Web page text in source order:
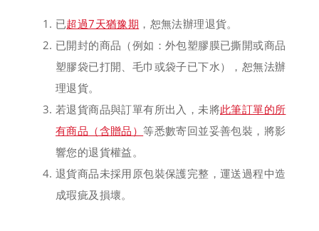
已超過7天猶豫期 ，恕無法辦理退貨。
已開封的商品（例如：外包塑膠膜已撕開或商品
塑膠袋已打開、毛巾或袋子已下水），恕無法辦
理退貨。
若退貨商品與訂單有所出入，未將此筆訂單的所
有商品（含贈品）等悉數寄回並妥善包裝，將影
響您的退貨權益。
退貨商品未採用原包裝保護完整，運送過程中造
成瑕疵及損壞。